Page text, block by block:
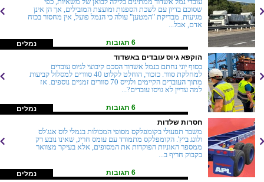
נמלים
שסוכם בדיון עם לשכת הספנות ומועצת המובילים, אך הן אינן
מגיעות. מבדיקת "המטען" עולה כי הנמל פועל, אין מחסור בכוח
אדם, אבל...
6 תגובות
נמלים
הוקפא גיוס עובדים באשדוד
בסוף יוני נחתם בנמל אשדוד הסכם קיבוצי לגיוס עובדים
למחלקת סוור. כזכור, הוחלט לקלוט 40 סוורים למסלול קביעות
מתוך העובדים הקיימים ולגייס 70 סוורים זמניים נוספים. אז
למה עדיין לא גויסו עובדים?...
6 תגובות
נמלים
חסרות שלדות
משבר תפעולי בקומפלקס מסופי המכולות בנמלי לוס אנג'לס
ולונג ביץ'. הקומפלקס מתמודד עם עומס חריג, שאינו נובע רק
ממספר האוניות הפוקדות את המסופים, אלא בעיקר מצוואר
בקבוק חריף ב...
6 תגובות